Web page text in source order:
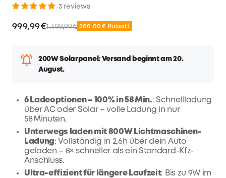
3 reviews
999,99€1.499,99€ 500,00€ Rabatt
200W Solarpanel: Versand beginnt am 20.
August.
6 Ladeoptionen – 100% in 58 Min.: Schnellladung
über AC oder Solar – volle Ladung in nur
58 Minuten.
Unterwegs laden mit 800W Lichtmaschinen-
Ladung: Vollständig in 2,6h über dein Auto
geladen – 8× schneller als ein Standard-Kfz-
Anschluss.
Ultra-effizient für längere Laufzeit: Bis zu 9W im